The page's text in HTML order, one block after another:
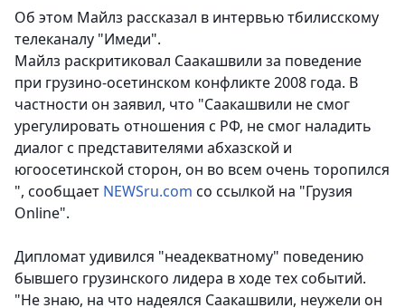
Об этом Майлз рассказал в интервью тбилисскому
телеканалу "Имеди".
Майлз раскритиковал Саакашвили за поведение
при грузино-осетинском конфликте 2008 года. В
частности он заявил, что "Саакашвили не смог
урегулировать отношения с РФ, не смог наладить
диалог с представителями абхазской и
югоосетинской сторон, он во всем очень торопился
", сообщает NEWSru.com со ссылкой на "Грузия
Online".
Дипломат удивился "неадекватному" поведению
бывшего грузинского лидера в ходе тех событий.
"Не знаю, на что надеялся Саакашвили, неужели он